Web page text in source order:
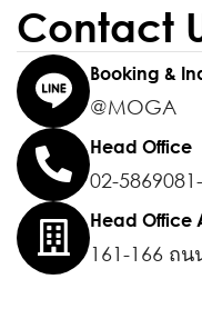
Contact
Booking &
@MOGA
Head Office
02-
Head Office
161-166 ถ